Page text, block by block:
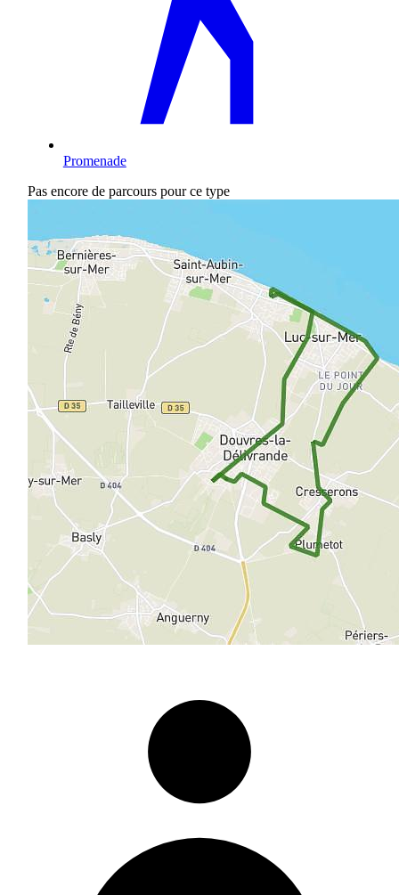
Promenade
Pas encore de parcours pour ce type